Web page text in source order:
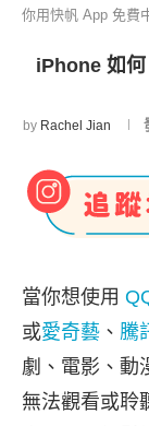
你用快帆 App 免費
iPhone 如
by Rachel Jian
當你想使用
或愛奇藝 、 騰
劇、電影、動
無法觀看或聆